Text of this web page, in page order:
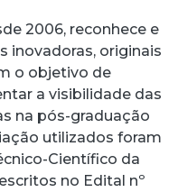
2006, reconhece e
inovadoras, originais
o objetivo de
a visibilidade das
na pós-graduação
utilizados foram
Científico da
no Edital nº